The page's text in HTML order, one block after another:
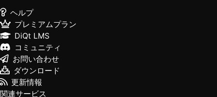
ヘルプ
プレミアムプラン
DiQt LMS
コミュニティ
お問い合わせ
ダウンロード
更新情報
関連サービス